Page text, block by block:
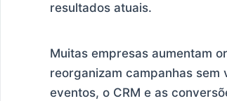
resultados atuais.
Muitas empresas aumentam
reorganizam campanhas
eventos, o CRM e as